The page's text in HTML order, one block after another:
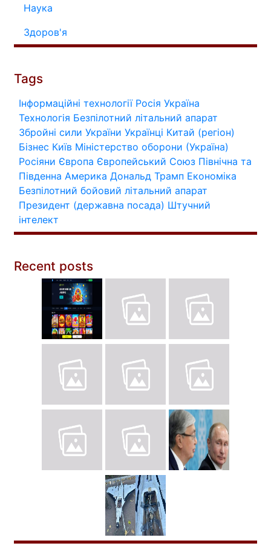
Наука
Здоров'я
Tags
Інформаційні технології Росія Україна
Технологія Безпілотний літальний апарат
Збройні сили України Українці Китай (регіон)
Бізнес Київ Міністерство оборони (Україна)
Росіяни Європа Європейський Союз Північна та
Південна Америка Дональд Трамп Економіка
Безпілотний бойовий літальний апарат
Президент (державна посада) Штучний
інтелект
Recent posts